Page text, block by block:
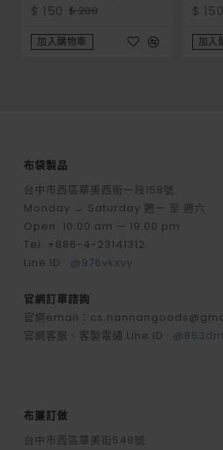
$ 150 $ 200
加入購物車
$ 150
加入
布袋製品
台中市西區華美西街一段158號
Monday → Saturday 週一 至 週六
Open. 10:00 am — 19:00 pm
Tel. +886-4-23141312
Line ID : @976vkxvy
官網訂單諮詢
官網email：
官網客服、客製電繡 Line ID :
布簾訂做
台中市西區華美街548號